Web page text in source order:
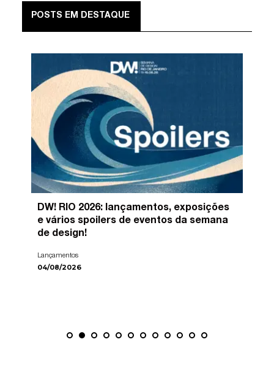
POSTS EM DESTAQUE
DW! RIO 2026: lançamentos, exposições
e vários spoilers de eventos da semana
de design!
Lançamentos
04/08/2026